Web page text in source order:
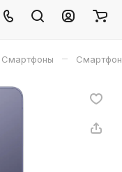
Смартфоны –